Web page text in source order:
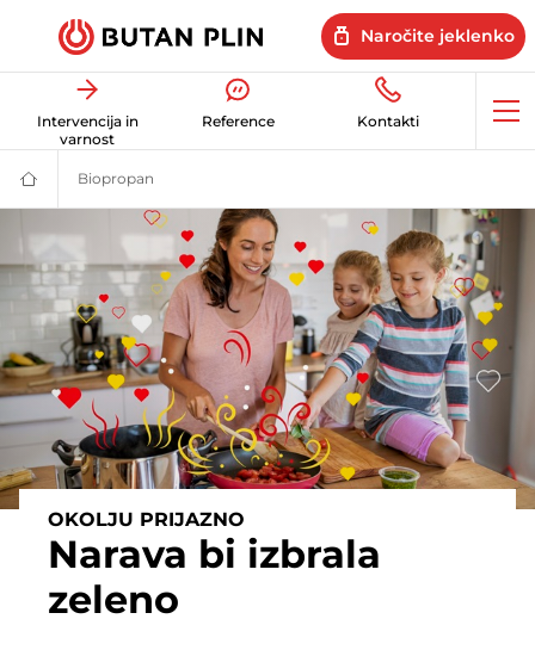
Naročite jeklenko
Intervencija in
varnost
Reference Kontakti
Butan
plin
Energetske
rešitve
za
dom
in
posel
Biopropan
OKOLJU PRIJAZNO
Narava bi izbrala
zeleno